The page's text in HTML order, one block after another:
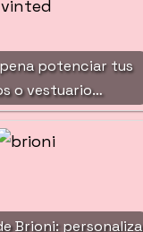
potenciar tus
o vestuario…
Brioni: personaliza